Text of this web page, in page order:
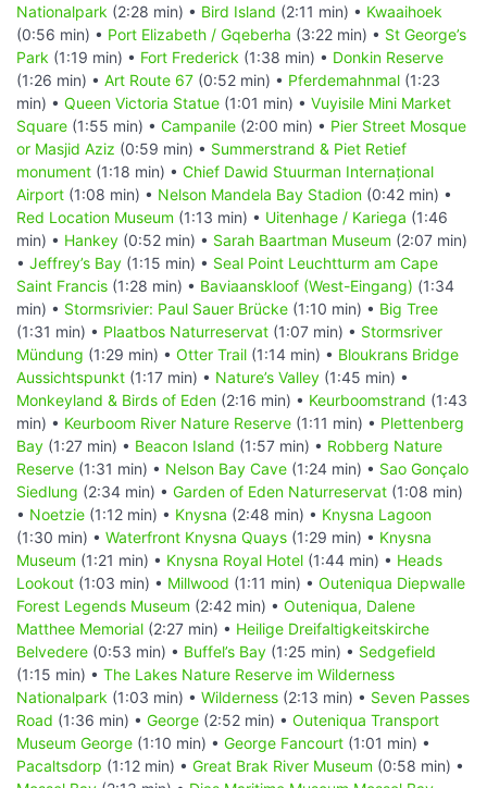
Nationalpark (2:28 min) • Bird Island (2:11 min) • Kwaaihoek
(0:56 min) • Port Elizabeth / Gqeberha (3:22 min) • St George’s
Park (1:19 min) • Fort Frederick (1:38 min) • Donkin Reserve
(1:26 min) • Art Route 67 (0:52 min) • Pferdemahnmal (1:23
min) • Queen Victoria Statue (1:01 min) • Vuyisile Mini Market
Square (1:55 min) • Campanile (2:00 min) • Pier Street Mosque
or Masjid Aziz (0:59 min) • Summerstrand & Piet Retief
monument (1:18 min) • Chief Dawid Stuurman Internațional
Airport (1:08 min) • Nelson Mandela Bay Stadion (0:42 min) •
Red Location Museum (1:13 min) • Uitenhage / Kariega (1:46
min) • Hankey (0:52 min) • Sarah Baartman Museum (2:07 min)
• Jeffrey’s Bay (1:15 min) • Seal Point Leuchtturm am Cape
Saint Francis (1:28 min) • Baviaanskloof (West-Eingang) (1:34
min) • Stormsrivier: Paul Sauer Brücke (1:10 min) • Big Tree
(1:31 min) • Plaatbos Naturreservat (1:07 min) • Stormsriver
Mündung (1:29 min) • Otter Trail (1:14 min) • Bloukrans Bridge
Aussichtspunkt (1:17 min) • Nature’s Valley (1:45 min) •
Monkeyland & Birds of Eden (2:16 min) • Keurboomstrand (1:43
min) • Keurboom River Nature Reserve (1:11 min) • Plettenberg
Bay (1:27 min) • Beacon Island (1:57 min) • Robberg Nature
Reserve (1:31 min) • Nelson Bay Cave (1:24 min) • Sao Gonçalo
Siedlung (2:34 min) • Garden of Eden Naturreservat (1:08 min)
• Noetzie (1:12 min) • Knysna (2:48 min) • Knysna Lagoon
(1:30 min) • Waterfront Knysna Quays (1:29 min) • Knysna
Museum (1:21 min) • Knysna Royal Hotel (1:44 min) • Heads
Lookout (1:03 min) • Millwood (1:11 min) • Outeniqua Diepwalle
Forest Legends Museum (2:42 min) • Outeniqua, Dalene
Matthee Memorial (2:27 min) • Heilige Dreifaltigkeitskirche
Belvedere (0:53 min) • Buffel’s Bay (1:25 min) • Sedgefield
(1:15 min) • The Lakes Nature Reserve im Wilderness
Nationalpark (1:03 min) • Wilderness (2:13 min) • Seven Passes
Road (1:36 min) • George (2:52 min) • Outeniqua Transport
Museum George (1:10 min) • George Fancourt (1:01 min) •
Pacaltsdorp (1:12 min) • Great Brak River Museum (0:58 min) •